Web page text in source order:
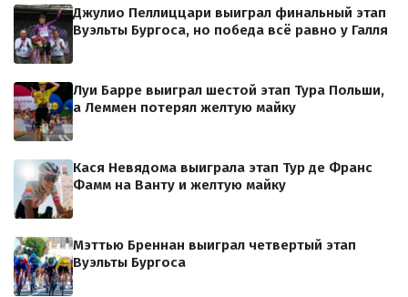
Джулио Пеллиццари выиграл финальный этап
Вуэльты Бургоса, но победа всё равно у Галля
Луи Барре выиграл шестой этап Тура Польши,
а Леммен потерял желтую майку
Кася Невядома выиграла этап Тур де Франс
Фамм на Ванту и желтую майку
Мэттью Бреннан выиграл четвертый этап
Вуэльты Бургоса